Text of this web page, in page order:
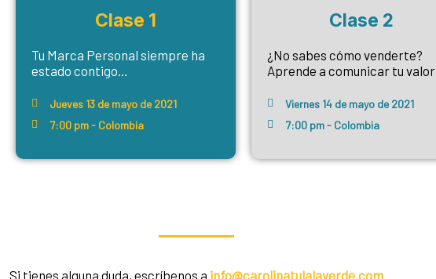
Clase 1
Tu Marca Personal siempre ha
estado contigo…
Jueves 13 de mayo de 2021
7:00 pm - Colombia
Clase 2
¿No sabes cómo venderte?
Aprende a comunicar tu valor
Viernes 14 de mayo de 2021
7:00 pm - Colombia
Si tienes alguna duda, escríbenos a info@carolinatulalaverde.com